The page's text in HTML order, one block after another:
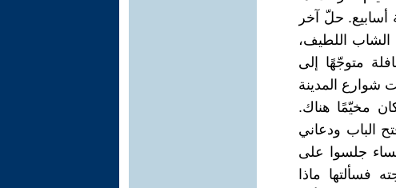
حلّ آخر
اللطيف،
متوجّهًا إلى
شوارع المدينة
مخيّمًا هناك.
الباب ودعاني
جلسوا على
ماذا